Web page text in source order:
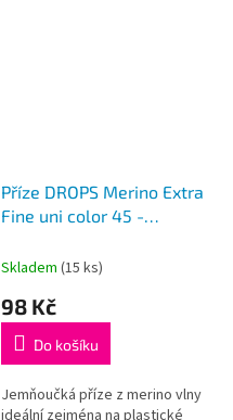
Příze DROPS Merino Extra
Fine uni color 45 -
Skladem (15 ks)
98 Kč
Do košíku
Jemňoučká příze z merino vlny
ideální zejména na plastické